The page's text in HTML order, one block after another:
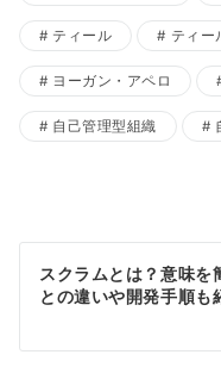
ティール ティー
ヨーガン・アペロ
自己管理型組織
稿
ナ
ビ
スクラムとは？意味を
との違いや開発手順も